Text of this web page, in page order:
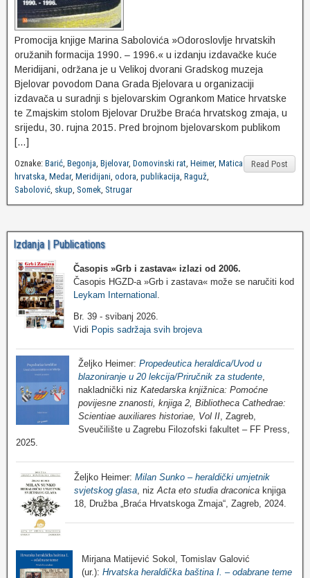
Promocija knjige Marina Sabolovića »Odoroslovlje hrvatskih
oružanih formacija 1990. – 1996.« u izdanju izdavačke kuće
Meridijani, održana je u Velikoj dvorani Gradskog muzeja
Bjelovar povodom Dana Grada Bjelovara u organizaciji
izdavača u suradnji s bjelovarskim Ogrankom Matice hrvatske
te Zmajskim stolom Bjelovar Družbe Braća hrvatskog zmaja, u
srijedu, 30. rujna 2015. Pred brojnom bjelovarskom publikom
[…]
Read Post
Oznake: Barić, Begonja, Bjelovar, Domovinski rat, Heimer, Matica
hrvatska, Medar, Meridijani, odora, publikacija, Raguž,
Sabolović, skup, Somek, Strugar
Izdanja | Publications
Časopis »Grb i zastava« izlazi od 2006.
Časopis HGZD-a »Grb i zastava« može se naručiti kod
Leykam International
Br. 39 - svibanj 2026.
Vidi Popis sadržaja svih brojeva
Željko Heimer: Propedeutica heraldica/Uvod u
blazoniranje u 20 lekcija/Priručnik za studente,
nakladnički niz Katedarska knjižnica: Pomoćne
povijesne znanosti, knjiga 2, Bibliotheca Cathedrae:
Scientiae auxiliares historiae, Vol II, Zagreb,
Sveučilište u Zagrebu Filozofski fakultet – FF Press,
2025.
Željko Heimer: Milan Sunko – heraldički umjetnik
svjetskog glasa , niz Acta eto studia draconica knjiga
18, Družba „Braća Hrvatskoga Zmaja“, Zagreb, 2024.
Mirjana Matijević Sokol, Tomislav Galović
(ur.): Hrvatska heraldička baština I. – odabrane teme